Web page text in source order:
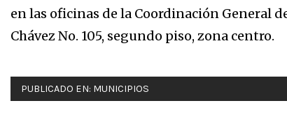
en las oficinas de la Coordinación General
Chávez No. 105, segundo piso, zona centro.
PUBLICADO EN: MUNICIPIOS